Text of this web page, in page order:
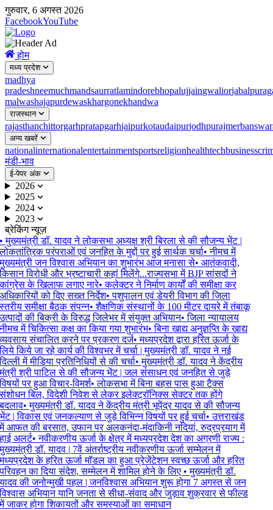
गुरुवार, 6 अगस्त 2026
FacebookYouTube
होम
मध्य प्रदेश
madhya
pradeshneemuchmandsaurratlamindorebhopalujjaingwaliorjabalpur
malwashajapurdewaskhargonekhandwa
राजस्थान
rajasthanchittorgarhpratapgarhjaipurkotaudaipurjodhpurajmer
अन्य खबरें
nationalinternationalentertainmentsportsreligionhealthtechbusiness
मंडी-भाव
ई-पेपर अंक
2026
2025
2024
2023
ब्रेकिंग न्यूज़
मुख्यमंत्री डॉ. यादव ने लोकसभा अध्यक्ष श्री बिरला से की सौजन्य भेंट |
परंपराओं एवं जनहित के मुद्दों पर हुई सार्थक चर्चा• नीमच में
जन विश्वास अभियान का शुभारंभ आज मनासा से• आतंकवादी,
विरोधी और भ्रष्टाचारी कहां मिलेंगे...राज्यसभा में BJP सांसदों ने
के खिलाफ लगाए नारे• कलेक्टर ने निर्माण कार्यों की समीक्षा कर
को दिए सख्त निर्देश• पशुपालन एवं डेयरी विभाग की जिला
समीक्षा बैठक संपन्न• शैक्षणिक संस्थानों के 100 मीटर दायरे में तंबाकू
की बिक्री के विरुद्ध जिलेभर में संयुक्त अभियान• जिला न्यायालय
में चिकित्सा कक्ष का किया गया शुभारंभ• बिना खाद्य अनुज्ञप्ति के खाद्य
संचालित करने पर प्रकरण दर्ज• मध्यप्रदेश द्वारा हरित ऊर्जा के
किये जा रहे कार्य की विश्वभर में चर्चा | मुख्यमंत्री डॉ. यादव ने नई
में मीडिया प्रतिनिधियों से की चर्चा• मुख्यमंत्री डॉ. यादव ने केंद्रीय
श्री पाटिल से की सौजन्य भेंट | जल संसाधन एवं जनहित से जुड़े
पर हुआ विचार-विमर्श• लोकसभा में बिना बहस पास हुआ टैक्स
बिल, विदेशी निवेश से लेकर इलेक्ट्रॉनिक्स सेक्टर तक होंगे
• मुख्यमंत्री डॉ. यादव ने केंद्रीय मंत्री भूपेंद्र यादव से की सौजन्य
| विकास एवं जनकल्याण से जुड़े विभिन्न विषयों पर हुई चर्चा• उत्तराखंड
आफत की बरसात, उफान पर अलकनंदा-मंदाकिनी नदियां, रुद्रप्रयाग में
अलर्ट• नवीकरणीय ऊर्जा के क्षेत्र में मध्यप्रदेश देश का अग्रणी राज्य :
डॉ. यादव | 7वें अंतर्राष्ट्रीय नवीकरणीय ऊर्जा सम्मेलन में
के हरित ऊर्जा मॉडल का हुआ प्रेजेंटेशन स्वच्छ ऊर्जा और हरित
का दिया संदेश, सम्मेलन में शामिल होने के लिए • मुख्यमंत्री डॉ.
की जनोन्मुखी पहल | जनविश्वास अभियान शुरू होगा 7 अगस्त से जन
अभियान यानि जनता से सीधा-संवाद और जुड़ाव शुक्रवार से फील्ड
जाकर होगा शिकायतों और समस्याओं का समाधान